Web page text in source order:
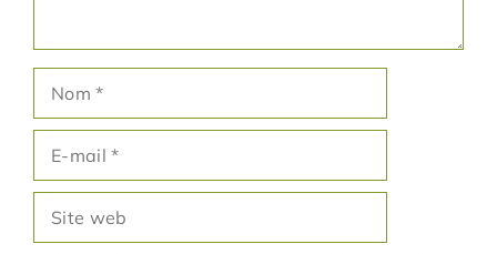
mail
web